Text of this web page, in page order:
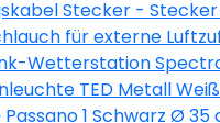
Stecker - Stecker
für externe
Wetterstation
TED Metall Weiß
1 Schwarz Ø 35